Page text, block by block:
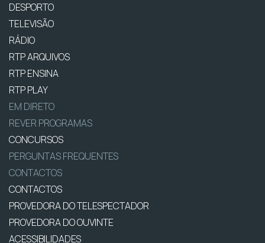
DESPORTO
TELEVISÃO
RÁDIO
RTP ARQUIVOS
RTP ENSINA
RTP PLAY
EM DIRETO
REVER PROGRAMAS
CONCURSOS
PERGUNTAS FREQUENTES
CONTACTOS
CONTACTOS
PROVEDORA DO TELESPECTADOR
PROVEDORA DO OUVINTE
ACESSIBILIDADES